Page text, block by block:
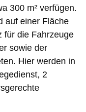
300 m² verfügen.
auf einer Fläche
für die Fahrzeuge
sowie der
Hier werden in
2